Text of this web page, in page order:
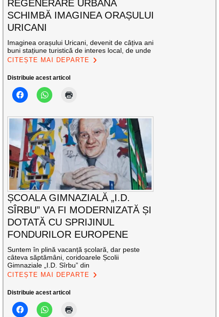
REGENERARE URBANĂ
SCHIMBĂ IMAGINEA ORAȘULUI
URICANI
Imaginea orașului Uricani, devenit de câțiva ani
buni stațiune turistică de interes local, de unde
CITEȘTE MAI DEPARTE
Distribuie acest articol
ȘCOALA GIMNAZIALĂ „I.D.
SÎRBU” VA FI MODERNIZATĂ ȘI
DOTATĂ CU SPRIJINUL
FONDURILOR EUROPENE
Suntem în plină vacanță școlară, dar peste
câteva săptămâni, coridoarele Școlii
Gimnaziale „I.D. Sîrbu” din
CITEȘTE MAI DEPARTE
Distribuie acest articol